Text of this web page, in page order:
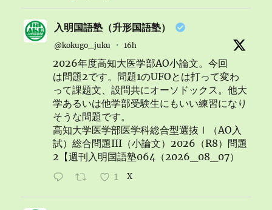
入明国語塾（升形国語塾）
@kokugo_juku · 16h
2026年度高知大医学部AO小論文。今回
は問題2です。問題1のUFOとは打って変わ
って課題文、設問共にオーソドックス。他大
学あるいは他学部受験生にもいい練習になり
そうな問題です。
高知大学医学部医学科総合型選抜Ⅰ（AO入
試）総合問題III（小論文）2026（R8）問題
2【週刊入明国語塾064（2026_08_07）
1 X